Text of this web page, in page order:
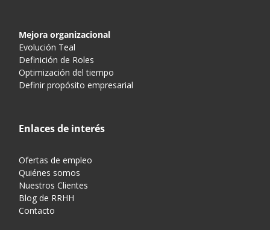
Mejora organizacional
Evolución Teal
Definición de Roles
Optimización del tiempo
Definir propósito empresarial
Enlaces de interés
Ofertas de empleo
Quiénes somos
Nuestros Clientes
Blog de RRHH
Contacto